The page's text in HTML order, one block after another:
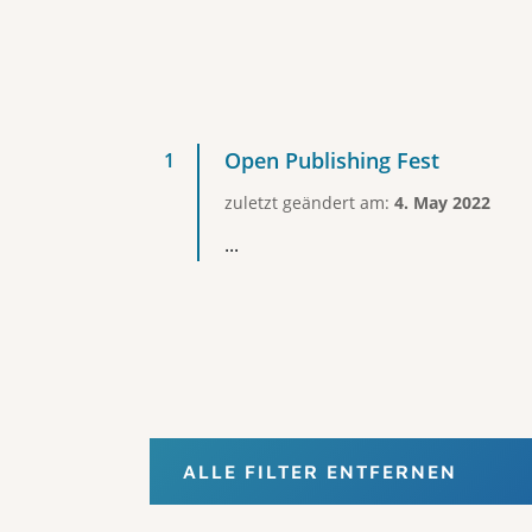
Open Publishing Fest
zuletzt geändert am: 4. May 2022
...
ALLE FILTER ENTFERNEN